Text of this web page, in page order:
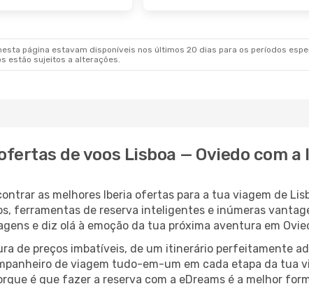
página estavam disponíveis nos últimos 20 dias para os períodos
estão sujeitos a alterações.
de voos Lisboa — Oviedo com a
as melhores Iberia ofertas para a tua viagem de
ferramentas de reserva inteligentes e inúmeras
e diz olá à emoção da tua próxima aventura em
de preços imbatíveis, de um itinerário perfeitamente
de viagem tudo-em-um em cada etapa da tua
é que fazer a reserva com a eDreams é a melhor